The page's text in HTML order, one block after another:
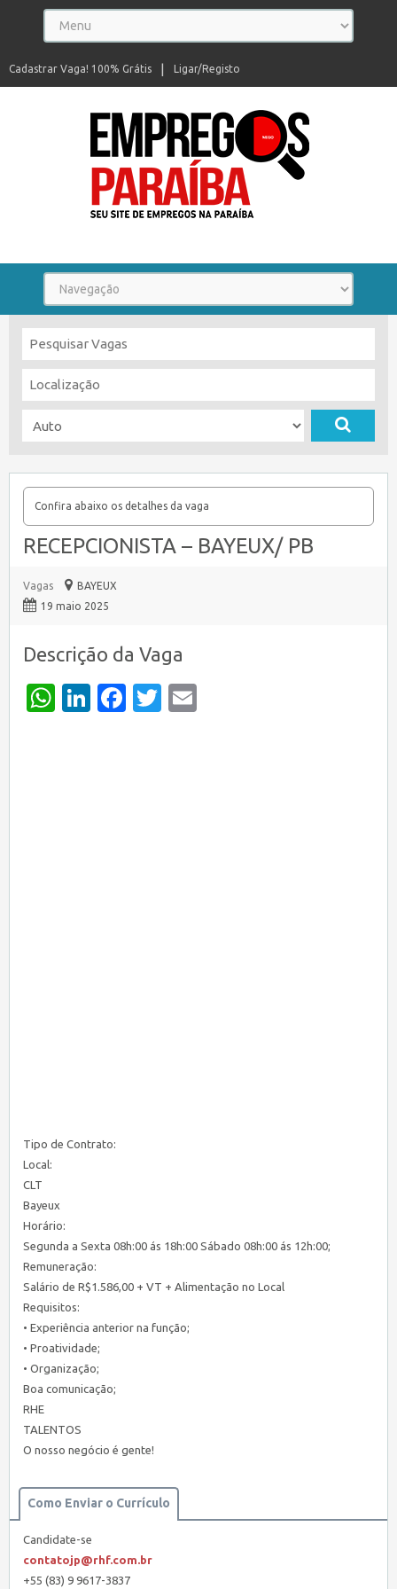
Ligar/Registo
Cadastrar Vaga! 100% Grátis
Confira abaixo os detalhes da vaga
RECEPCIONISTA – BAYEUX/ PB
Vagas
BAYEUX
19 maio 2025
Descrição da Vaga
WhatsApp
LinkedIn
Facebook
Twitter
Tipo de Contrato:
Local:
CLT
Bayeux
Horário:
Segunda a Sexta 08h:00 ás 18h:00 Sábado 08h:00 ás 12h:00;
Remuneração:
Salário de R$1.586,00 + VT + Alimentação no Local
Requisitos:
• Experiência anterior na função;
• Proatividade;
• Organização;
Boa comunicação;
RHE
TALENTOS
O nosso negócio é gente!
Como Enviar o Currículo
Candidate-se
contatojp@rhf.com.br
+55 (83) 9 9617-3837